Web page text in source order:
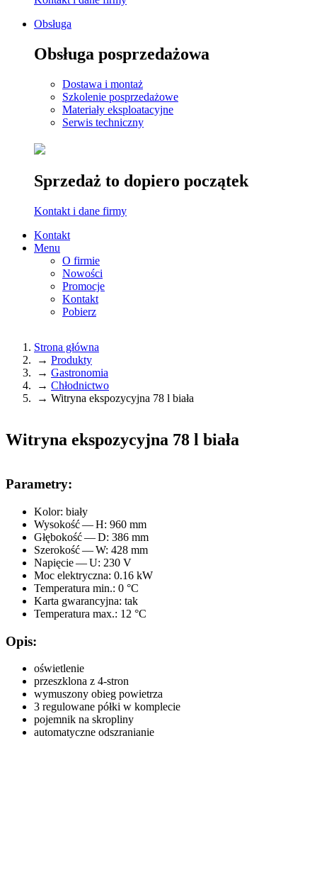
Obsługa
Obsługa posprzedażowa
Dostawa i montaż
Szkolenie posprzedażowe
Materiały eksploatacyjne
Serwis techniczny
Sprzedaż to dopiero początek
Kontakt i dane firmy
Kontakt
Menu
O firmie
Nowości
Promocje
Kontakt
Pobierz
Jesteś tutaj
Strona główna
→ Produkty
→ Gastronomia
→ Chłodnictwo
→ Witryna ekspozycyjna 78 l biała
Witryna ekspozycyjna 78 l biała
Parametry:
Kolor: biały
Wysokość — H: 960 mm
Głębokość — D: 386 mm
Szerokość — W: 428 mm
Napięcie — U: 230 V
Moc elektryczna: 0.16 kW
Temperatura min.: 0 °C
Karta gwarancyjna: tak
Temperatura max.: 12 °C
Opis:
oświetlenie
przeszklona z 4-stron
wymuszony obieg powietrza
3 regulowane półki w komplecie
pojemnik na skropliny
automatyczne odszranianie